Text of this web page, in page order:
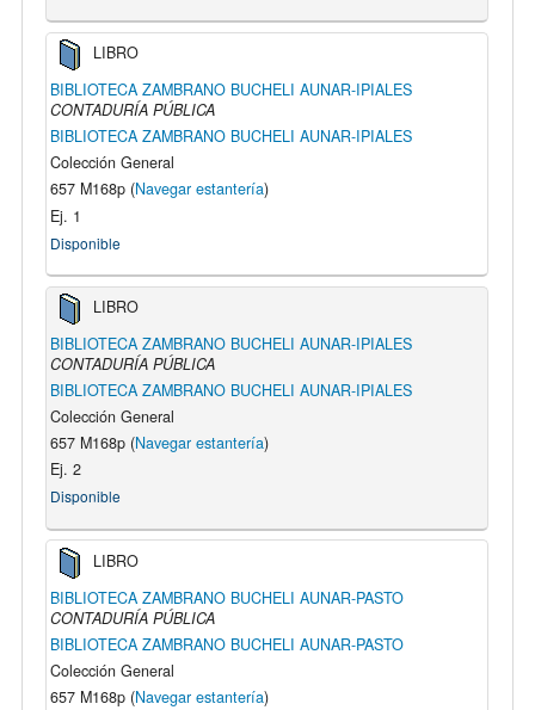
LIBRO
BIBLIOTECA ZAMBRANO BUCHELI AUNAR-IPIALES
CONTADURÍA PÚBLICA
BIBLIOTECA ZAMBRANO BUCHELI AUNAR-IPIALES
Colección General
657 M168p (Navegar estantería)
Ej. 1
Disponible
LIBRO
BIBLIOTECA ZAMBRANO BUCHELI AUNAR-IPIALES
CONTADURÍA PÚBLICA
BIBLIOTECA ZAMBRANO BUCHELI AUNAR-IPIALES
Colección General
657 M168p (Navegar estantería)
Ej. 2
Disponible
LIBRO
BIBLIOTECA ZAMBRANO BUCHELI AUNAR-PASTO
CONTADURÍA PÚBLICA
BIBLIOTECA ZAMBRANO BUCHELI AUNAR-PASTO
Colección General
657 M168p (Navegar estantería)